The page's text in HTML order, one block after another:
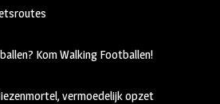
Kom Walking Footballen!
vermoedelijk opzet